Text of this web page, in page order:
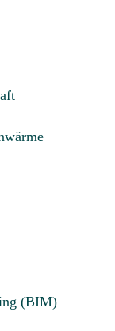
(BIM)